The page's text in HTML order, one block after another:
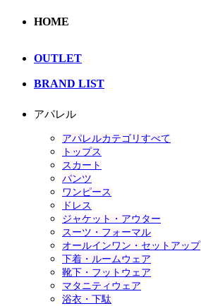
HOME
OUTLET
BRAND LIST
アパレル
アパレルカテゴリすべて
トップス
スカート
パンツ
ワンピース
ドレス
ジャケット・アウター
スーツ・フォーマル
オールインワン・セットアップ
下着・ルームウェア
靴下・フットウェア
マタニティウェア
浴衣・下駄